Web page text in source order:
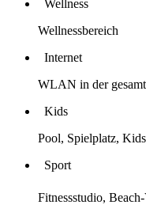
Wellness
Wellnessbereich
Internet
WLAN in der
Kids
Pool, Spielplatz,
Sport
Fitnessstudio,